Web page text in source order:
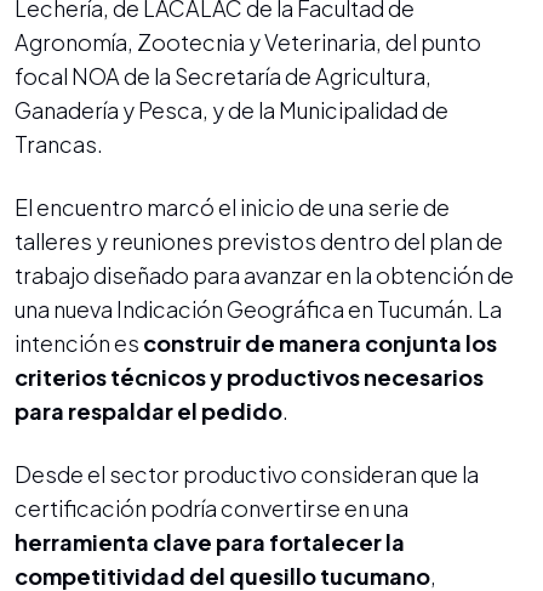
Lechería, de LACALAC de la Facultad de
Agronomía, Zootecnia y Veterinaria, del punto
focal NOA de la Secretaría de Agricultura,
Ganadería y Pesca, y de la Municipalidad de
Trancas.
El encuentro marcó el inicio de una serie de
talleres y reuniones previstos dentro del plan de
trabajo diseñado para avanzar en la obtención de
una nueva Indicación Geográfica en Tucumán. La
intención es construir de manera conjunta los
criterios técnicos y productivos necesarios
para respaldar el pedido.
Desde el sector productivo consideran que la
certificación podría convertirse en una
herramienta clave para fortalecer la
competitividad del quesillo tucumano,